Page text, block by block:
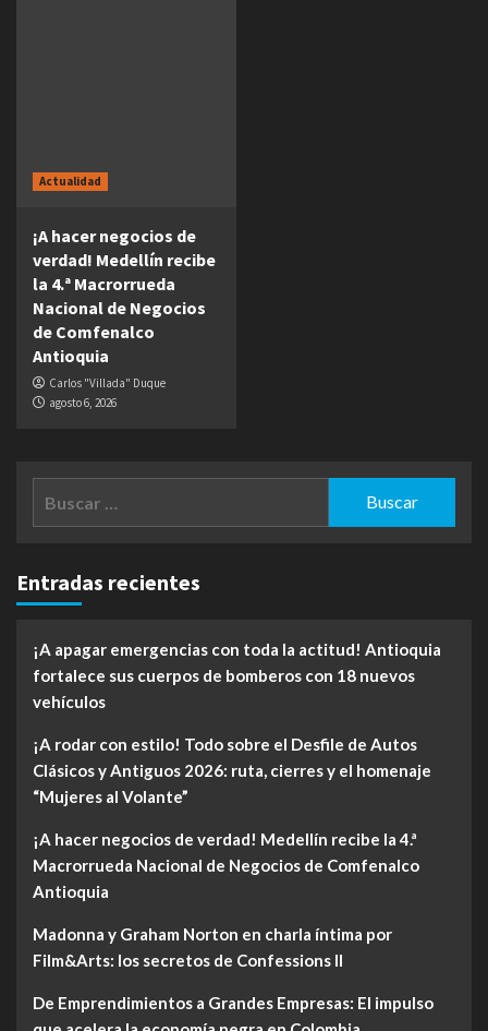
Actualidad
¡A hacer negocios de
verdad! Medellín recibe
la 4.ª Macrorrueda
Nacional de Negocios
de Comfenalco
Antioquia
Carlos "Villada" Duque
agosto 6, 2026
Entradas recientes
¡A apagar emergencias con toda la actitud! Antioquia
fortalece sus cuerpos de bomberos con 18 nuevos
vehículos
¡A rodar con estilo! Todo sobre el Desfile de Autos
Clásicos y Antiguos 2026: ruta, cierres y el homenaje
“Mujeres al Volante”
¡A hacer negocios de verdad! Medellín recibe la 4.ª
Macrorrueda Nacional de Negocios de Comfenalco
Antioquia
Madonna y Graham Norton en charla íntima por
Film&Arts: los secretos de Confessions II
De Emprendimientos a Grandes Empresas: El impulso